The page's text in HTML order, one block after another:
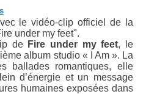
le vidéo-clip officiel de la
under my feet".
de Fire under my feet, le
album studio « I Am ». La
ballades romantiques, elle
d’énergie et un message
humaines exposées dans